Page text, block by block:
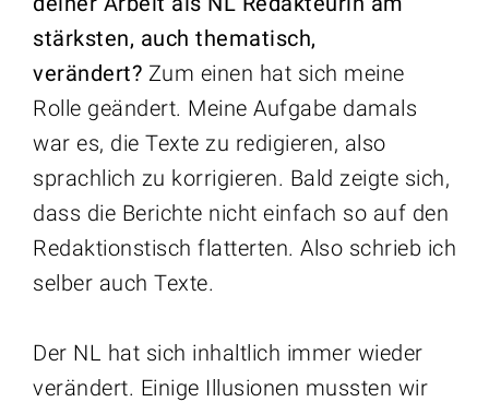
stärksten, auch thematisch,
verändert? Zum einen hat sich meine
Rolle geändert. Meine Aufgabe damals
war es, die Texte zu redigieren, also
sprachlich zu korrigieren. Bald zeigte sich,
dass die Berichte nicht einfach so auf den
Redaktionstisch flatterten. Also schrieb ich
selber auch Texte.
Der NL hat sich inhaltlich immer wieder
verändert. Einige Illusionen mussten wir